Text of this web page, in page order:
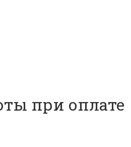
при оплате